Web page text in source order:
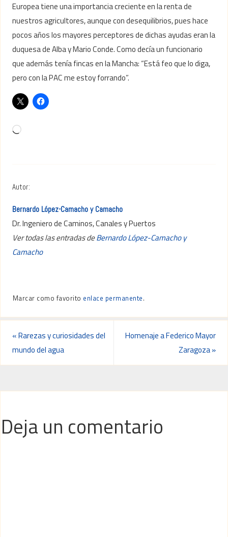
Europea tiene una importancia creciente en la renta de
nuestros agricultores, aunque con desequilibrios, pues hace
pocos años los mayores perceptores de dichas ayudas eran la
duquesa de Alba y Mario Conde. Como decía un funcionario
que además tenía fincas en la Mancha: “Está feo que lo diga,
pero con la PAC me estoy forrando”.
Autor:
Bernardo López-Camacho y Camacho
Dr. Ingeniero de Caminos, Canales y Puertos
Ver todas las entradas deBernardo López-Camacho y
Camacho
Marcar como favorito enlace permanente.
«Rarezas y curiosidades del
mundo del agua
Homenaje a Federico Mayor
Zaragoza»
Deja un comentario